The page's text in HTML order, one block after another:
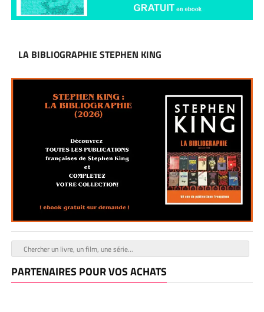
LA BIBLIOGRAPHIE STEPHEN KING
PARTENAIRES POUR VOS ACHATS